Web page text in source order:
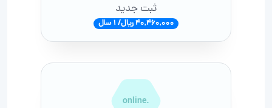
ثبت جدید
40,460,000 ریال/ 1 سال
.online